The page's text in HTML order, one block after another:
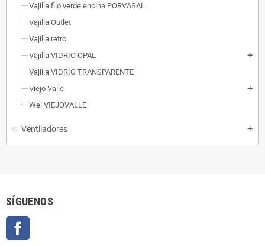
Vajilla filo verde encina PORVASAL
Vajilla Outlet
Vajilla retro
Vajilla VIDRIO OPAL
add
Vajilla VIDRIO TRANSPARENTE
Viejo Valle
add
Wei VIEJOVALLE
Ventiladores add
SÍGUENOS